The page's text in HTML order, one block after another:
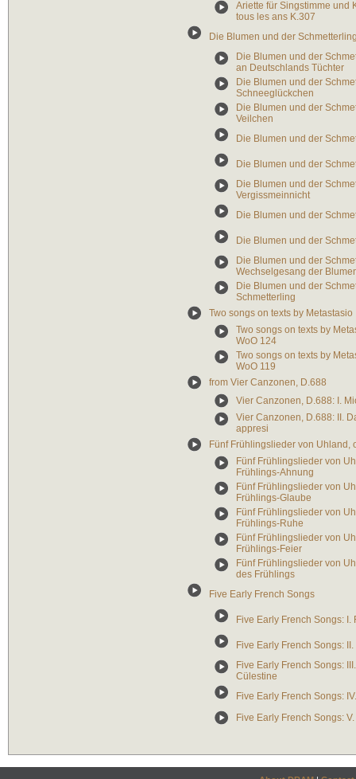
Ariette für Singstimme und
tous les ans K.307
Die Blumen und der
Die Blumen und der
an Deutschlands Tüchter
Die Blumen und der
Schneeglückchen
Die Blumen und der
Veilchen
Die Blumen und der
Die Blumen und der
Die Blumen und der
Vergissmeinnicht
Die Blumen und der
Die Blumen und der
Die Blumen und der
Wechselgesang der
Die Blumen und der
Schmetterling
Two songs on texts by Metastasio
Two songs on texts by
WoO 124
Two songs on texts by
WoO 119
from Vier Canzonen, D.688
Vier Canzonen, D.688: I.
Vier Canzonen, D.688: II.
appresi
Fünf Frühlingslieder von Uhland,
Fünf Frühlingslieder von
Frühlings-Ahnung
Fünf Frühlingslieder von
Frühlings-Glaube
Fünf Frühlingslieder von
Frühlings-Ruhe
Fünf Frühlingslieder von
Frühlings-Feier
Fünf Frühlingslieder von
des Frühlings
Five Early French Songs
Five Early French Songs:
Five Early French Songs:
Five Early French Songs:
Cülestine
Five Early French Songs:
Five Early French Songs: